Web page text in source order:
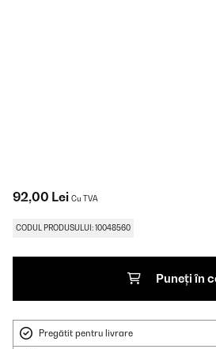
92,00 Lei Cu TVA
CODUL PRODUSULUI: 10048560
Puneți în
Pregătit pentru livrare